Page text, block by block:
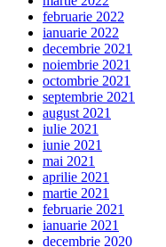
februarie 2022
ianuarie 2022
decembrie 2021
noiembrie 2021
octombrie 2021
septembrie 2021
august 2021
iulie 2021
iunie 2021
mai 2021
aprilie 2021
martie 2021
februarie 2021
ianuarie 2021
decembrie 2020